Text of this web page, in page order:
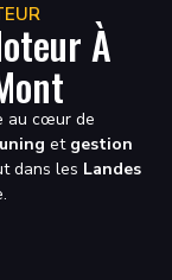
À
au cœur de
et gestion
dans les Landes